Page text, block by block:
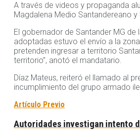
A través de videos y propaganda
Magdalena Medio Santandereano y
El gobernador de Santander MG
adoptadas estuvo el envío a la
pretenden ingresar a territorio
territorio”, anotó el mandatario.
Díaz Mateus, reiteró el llamado al
incumplimiento del grupo armado
Artículo Previo
Autoridades investigan intento